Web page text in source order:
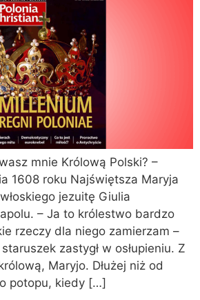
mnie Królową Polski? –
1608 roku Najświętsza Maryja
jezuitę Giulia
– Ja to królestwo bardzo
rzeczy dla niego zamierzam –
zastygł w osłupieniu. Z
Maryjo. Dłużej niż od
potopu, kiedy […]